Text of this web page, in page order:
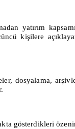
yatırım
kişilere
dosyalama,
gösterdikleri